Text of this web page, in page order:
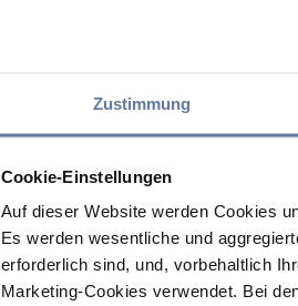
Zustimmung
Cookie-Einstellungen
Auf dieser Website werden Cookies
Es werden wesentliche und
erforderlich sind, und, vorbehaltlich
Marketing-Cookies verwendet. Bei